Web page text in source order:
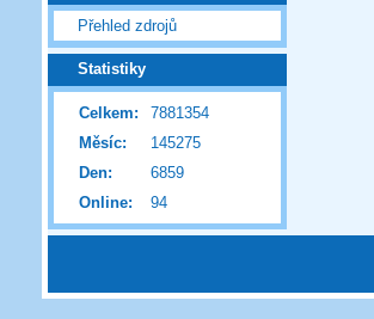
Přehled zdrojů
Statistiky
Online: 94
Celkem:
7881354
Měsíc:
145275
Den:
6859